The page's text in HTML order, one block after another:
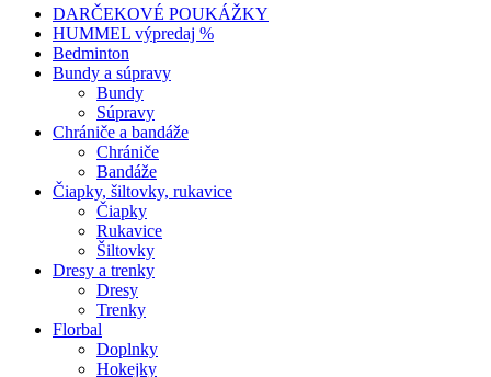
DARČEKOVÉ POUKÁŽKY
HUMMEL výpredaj %
Bedminton
Bundy a súpravy
Bundy
Súpravy
Chrániče a bandáže
Chrániče
Bandáže
Čiapky, šiltovky, rukavice
Čiapky
Rukavice
Šiltovky
Dresy a trenky
Dresy
Trenky
Florbal
Doplnky
Hokejky